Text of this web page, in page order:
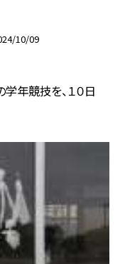
10/09
年競技を、１０日